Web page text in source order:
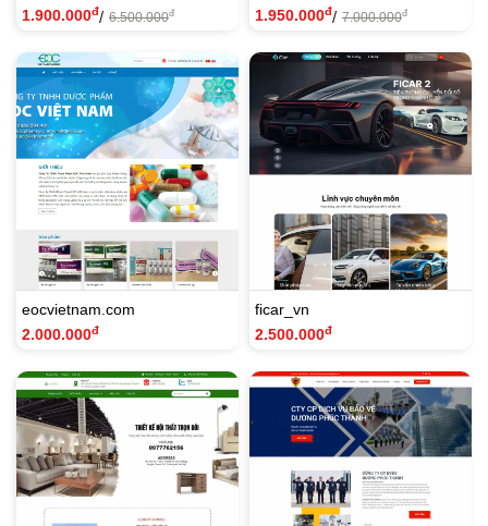
1.900.000đ/ 6.500.000đ
1.950.000đ/ 7.000.000đ
eocvietnam.com
2.000.000đ
ficar_vn
2.500.000đ